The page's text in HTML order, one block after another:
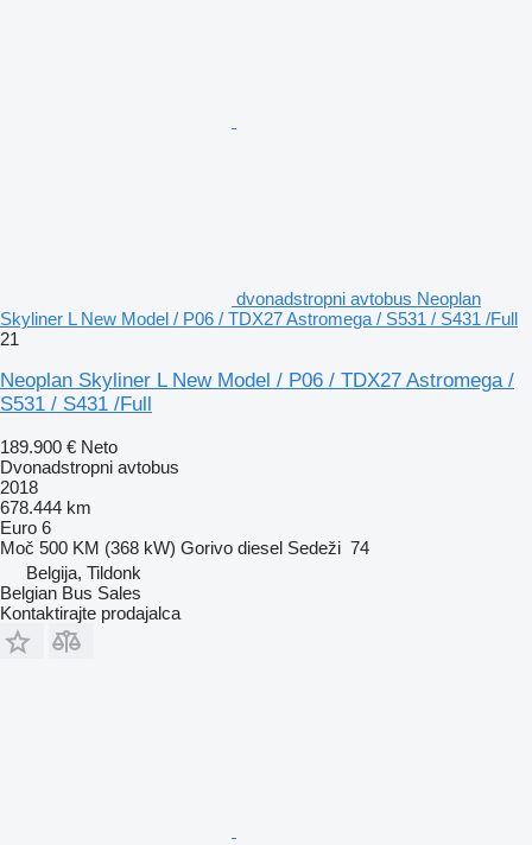
dvonadstropni avtobus Neoplan
Skyliner L New Model / P06 / TDX27 Astromega / S531 / S431 /Full
21
Neoplan Skyliner L New Model / P06 / TDX27 Astromega /
S531 / S431 /Full
189.900 € Neto
Dvonadstropni avtobus
2018
678.444 km
Euro 6
Moč 500 KM (368 kW) Gorivo diesel Sedeži 74
Belgija, Tildonk
Belgian Bus Sales
Kontaktirajte prodajalca